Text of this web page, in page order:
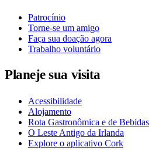
Patrocínio
Torne-se um amigo
Faça sua doação agora
Trabalho voluntário
Planeje sua visita
Acessibilidade
Alojamento
Rota Gastronômica e de Bebidas
O Leste Antigo da Irlanda
Explore o aplicativo Cork